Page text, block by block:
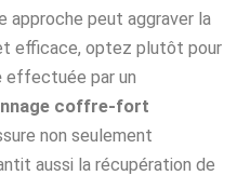
approche peut aggraver la
efficace, optez plutôt pour
effectuée par un
coffre-fort
non seulement
aussi la récupération de